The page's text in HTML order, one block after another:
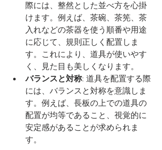
際には、整然とした並べ方を心掛
けます。例えば、茶碗、茶筅、茶
入れなどの茶器を使う順番や用途
に応じて、規則正しく配置しま
す。これにより、道具が使いやす
く、見た目も美しくなります。
バランスと対称: 道具を配置する際
には、バランスと対称を意識しま
す。例えば、長板の上での道具の
配置が均等であること、視覚的に
安定感があることが求められま
す。